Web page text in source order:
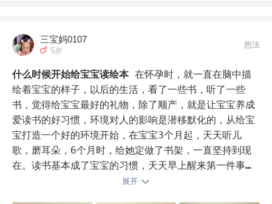
皮皮鲁和魔方大厦
4，怪老头，这个其中有个故事讲赵欣欣不愿意写作业，
怪老头帮他弄个分身出来，结果分身差点抢了赵欣欣的妈
妈，赵欣欣打那以后再也不逃避做作业了
怪老头儿(全彩插图无删减版)
怪老头儿(全彩插图无
删减版)
那些儿童文学之类的就不在话下了。
三宝妈0107
5岁
想法
什么时候开始给宝宝读绘本 在怀孕时，就一直在脑中描
绘着宝宝的样子，以后的生活，看了一些书，听了一些
书，觉得给宝宝最好的礼物，除了顺产，就是让宝宝养成
爱读书的好习惯，环境对人的影响是潜移默化的，从给宝
宝打造一个好的环境开始，在宝宝3个月起，天天听儿
歌，磨耳朵，6个月时，给她定做了书架，一直坚持到现
在。读书基本成了宝宝的习惯，天天早上醒来第一件事，
展开